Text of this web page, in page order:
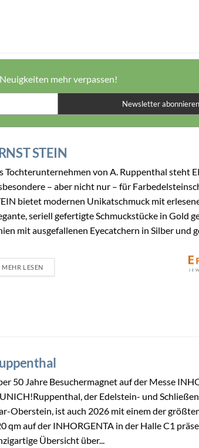
mehr verpassen!
Newsletter abonnieren
STEIN
Tochterunternehmen von A. Ruppenthal steht
– aber nicht nur – für
bietet modernen Unikatschmuck mit
seriell gefertigte Schmuckstücke in Gold
mit ausgefallenen Eyecatchern in Silber und
MEHR LESEN
50 Jahre Besuchermagnet auf der Messe
der Edelstein- und
Oberstein, ist auch 2026 mit einem der
qm auf der INHORGENTA in der Halle C1
Übersicht über...